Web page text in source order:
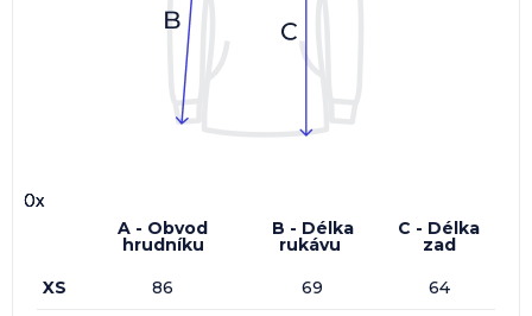
0x
0x
0x
0x
A - Obvod
hrudníku
B - Délka
rukávu
C - Délka
zad
XS
86 69 64